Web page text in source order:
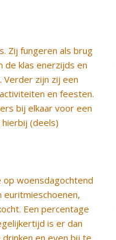
Zij fungeren als brug
de klas enerzijds en
Verder zijn zij een
en feesten.
bij elkaar voor een
(deels)
woensdagochtend
euritmieschoenen,
Een percentage
is er dan